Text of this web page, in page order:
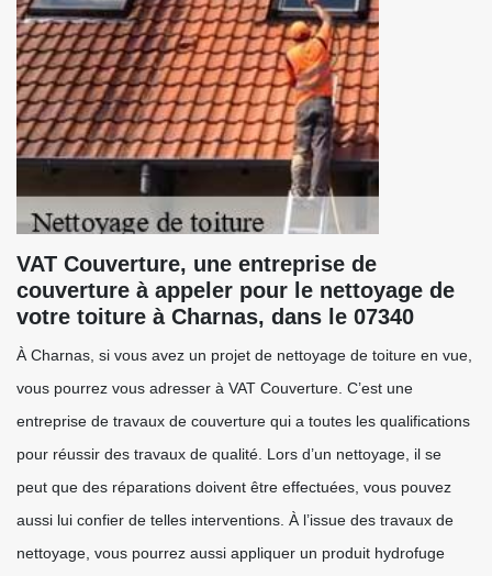
VAT Couverture, une entreprise de
couverture à appeler pour le nettoyage de
votre toiture à Charnas, dans le 07340
À Charnas, si vous avez un projet de nettoyage de toiture en vue,
vous pourrez vous adresser à VAT Couverture. C’est une
entreprise de travaux de couverture qui a toutes les qualifications
pour réussir des travaux de qualité. Lors d’un nettoyage, il se
peut que des réparations doivent être effectuées, vous pouvez
aussi lui confier de telles interventions. À l’issue des travaux de
nettoyage, vous pourrez aussi appliquer un produit hydrofuge